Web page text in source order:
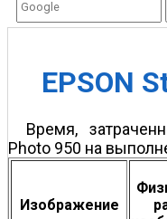
EPSON
Время,
Photo 950 на
Изображение